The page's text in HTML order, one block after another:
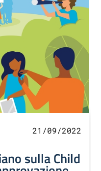
21/09/2022
sulla Child